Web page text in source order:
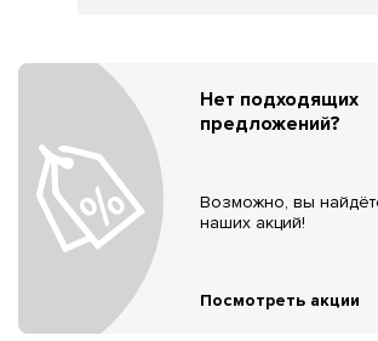
Нет подходящих
предложений?
Возможно, вы
наших акций!
Посмотреть акции